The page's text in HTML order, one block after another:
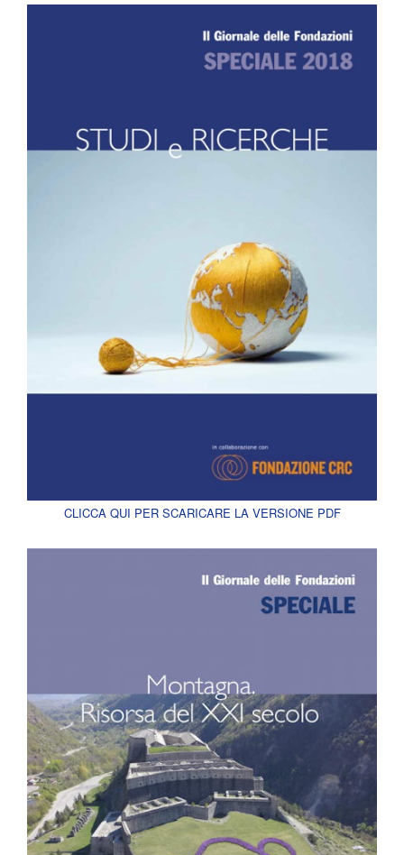
CLICCA QUI PER SCARICARE LA VERSIONE PDF